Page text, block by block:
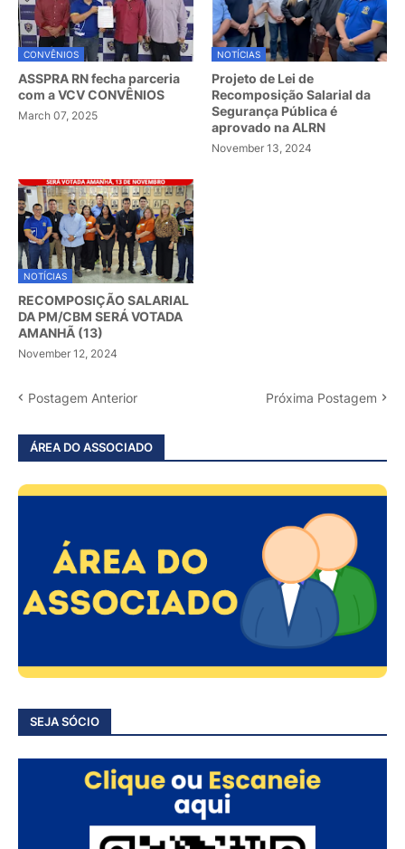
CONVÊNIOS
ASSPRA RN fecha parceria
com a VCV CONVÊNIOS
March 07, 2025
NOTÍCIAS
Projeto de Lei de
Recomposição Salarial da
Segurança Pública é
aprovado na ALRN
November 13, 2024
NOTÍCIAS
RECOMPOSIÇÃO SALARIAL
DA PM/CBM SERÁ VOTADA
AMANHÃ (13)
November 12, 2024
Postagem Anterior Próxima Postagem
ÁREA DO ASSOCIADO
SEJA SÓCIO